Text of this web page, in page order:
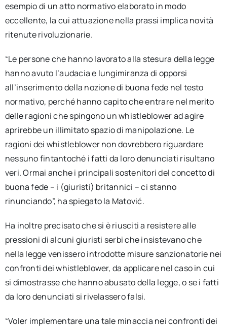
esempio di un atto normativo elaborato in modo
eccellente, la cui attuazione nella prassi implica novità
ritenute rivoluzionarie.
“Le persone che hanno lavorato alla stesura della legge
hanno avuto l’audacia e lungimiranza di opporsi
all’inserimento della nozione di buona fede nel testo
normativo, perché hanno capito che entrare nel merito
delle ragioni che spingono un whistleblower ad agire
aprirebbe un illimitato spazio di manipolazione. Le
ragioni dei whistleblower non dovrebbero riguardare
nessuno fintantoché i fatti da loro denunciati risultano
veri. Ormai anche i principali sostenitori del concetto di
buona fede – i (giuristi) britannici – ci stanno
rinunciando”, ha spiegato la Matović.
Ha inoltre precisato che si è riusciti a resistere alle
pressioni di alcuni giuristi serbi che insistevano che
nella legge venissero introdotte misure sanzionatorie nei
confronti dei whistleblower, da applicare nel caso in cui
si dimostrasse che hanno abusato della legge, o se i fatti
da loro denunciati si rivelassero falsi.
“Voler implementare una tale minaccia nei confronti dei